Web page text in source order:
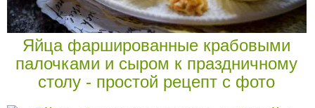
Яйца фаршированные крабовыми
палочками и сыром к праздничному
столу - простой рецепт с фото